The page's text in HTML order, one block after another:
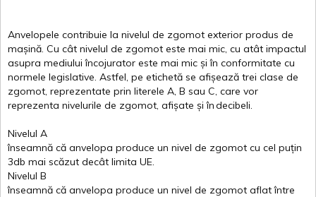
Anvelopele contribuie la nivelul de zgomot exterior produs de
mașină. Cu cât nivelul de zgomot este mai mic, cu atât impactul
asupra mediului încojurator este mai mic și în conformitate cu
normele legislative. Astfel, pe etichetă se afișează trei clase de
zgomot, reprezentate prin literele A, B sau C, care vor
reprezenta nivelurile de zgomot, afișate și îndecibeli.
Nivelul A
înseamnă că anvelopa produce un nivel de zgomot cu cel puțin
3db mai scăzut decât limita UE.
Nivelul B
înseamnă că anvelopa produce un nivel de zgomot aflat între